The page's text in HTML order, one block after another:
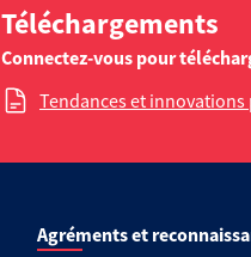
Téléchargements
Connectez-vous pour
Tendances et
Agréments et